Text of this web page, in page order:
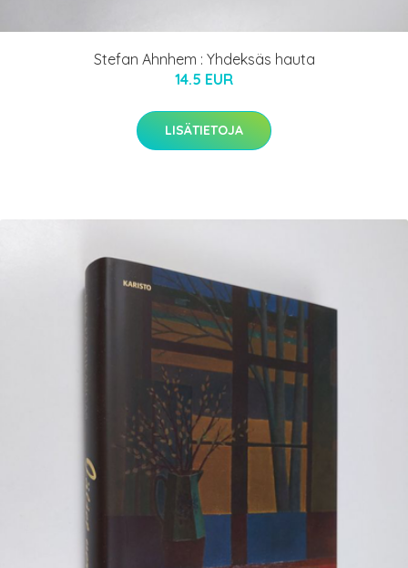
Stefan Ahnhem : Yhdeksäs hauta
14.5 EUR
LISÄTIETOJA